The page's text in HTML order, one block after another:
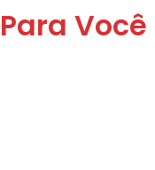
Para Você